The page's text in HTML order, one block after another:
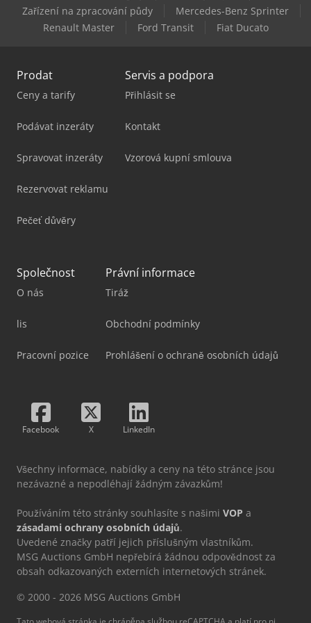
Volvo L 70
Zařízení na zpracování půdy
Mercedes-Benz Sprinter
Renault Master
Ford Transit Fiat Ducato
Prodat
Ceny a tarify
Podávat inzeráty
Spravovat inzeráty
Rezervovat reklamu
Pečeť důvěry
Servis a podpora
Přihlásit se
Kontakt
Vzorová kupní smlouva
Společnost
O nás
lis
Pracovní pozice
Právní informace
Tiráž
Obchodní podmínky
Prohlášení o ochraně osobních údajů
Facebook X LinkedIn
Všechny informace, nabídky a ceny na této stránce jsou
nezávazné a nepodléhají žádným závazkům!
Používáním této stránky souhlasíte s našimi VOP a
zásadami ochrany osobních údajů.
Uvedené značky patří jejich příslušným vlastníkům.
MSG Auctions GmbH nepřebírá žádnou odpovědnost za
obsah odkazovaných externích internetových stránek.
© 2000 - 2026 MSG Auctions GmbH